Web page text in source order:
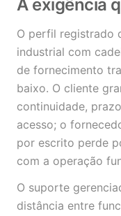
A exigência
O perfil registrado
industrial com
de fornecimento
baixo. O cliente
continuidade,
acesso; o
por escrito perde
com a operação
O suporte
distância entre